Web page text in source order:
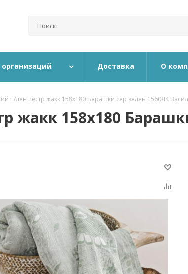
Доставка О
п/лен пестр жакк 158х180 Барашки сер зелен 1560ЯК
жакк 158х180